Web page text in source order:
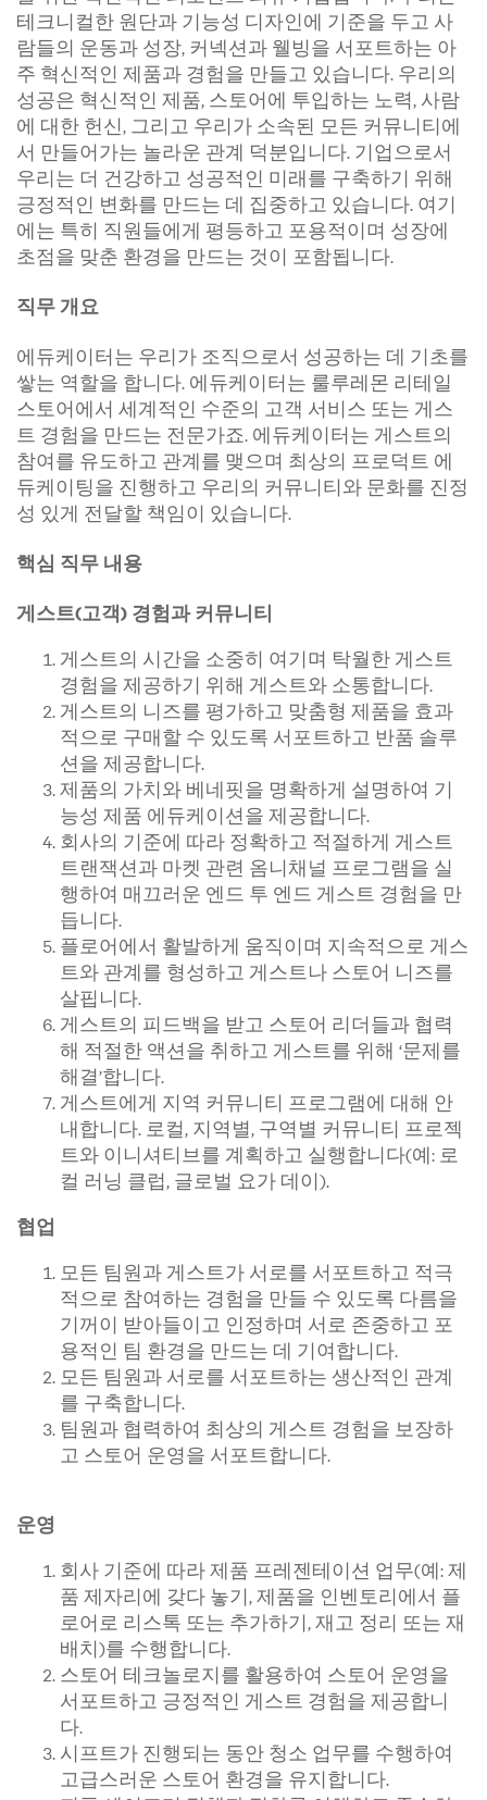
테크니컬한 원단과 기능성 디자인에 기준을 두고 사
람들의 운동과 성장, 커넥션과 웰빙을 서포트하는 아
주 혁신적인 제품과 경험을 만들고 있습니다. 우리의
성공은 혁신적인 제품, 스토어에 투입하는 노력, 사람
에 대한 헌신, 그리고 우리가 소속된 모든 커뮤니티에
서 만들어가는 놀라운 관계 덕분입니다. 기업으로서
우리는 더 건강하고 성공적인 미래를 구축하기 위해
긍정적인 변화를 만드는 데 집중하고 있습니다. 여기
에는 특히 직원들에게 평등하고 포용적이며 성장에
초점을 맞춘 환경을 만드는 것이 포함됩니다.
직무 개요
에듀케이터는 우리가 조직으로서 성공하는 데 기초를
쌓는 역할을 합니다. 에듀케이터는 룰루레몬 리테일
스토어에서 세계적인 수준의 고객 서비스 또는 게스
트 경험을 만드는 전문가죠. 에듀케이터는 게스트의
참여를 유도하고 관계를 맺으며 최상의 프로덕트 에
듀케이팅을 진행하고 우리의 커뮤니티와 문화를 진정
성 있게 전달할 책임이 있습니다.
핵심 직무 내용
게스트(고객) 경험과 커뮤니티
게스트의 시간을 소중히 여기며 탁월한 게스트
경험을 제공하기 위해 게스트와 소통합니다.
게스트의 니즈를 평가하고 맞춤형 제품을 효과
적으로 구매할 수 있도록 서포트하고 반품 솔루
션을 제공합니다.
제품의 가치와 베네핏을 명확하게 설명하여 기
능성 제품 에듀케이션을 제공합니다.
회사의 기준에 따라 정확하고 적절하게 게스트
트랜잭션과 마켓 관련 옴니채널 프로그램을 실
행하여 매끄러운 엔드 투 엔드 게스트 경험을 만
듭니다.
플로어에서 활발하게 움직이며 지속적으로 게스
트와 관계를 형성하고 게스트나 스토어 니즈를
살핍니다.
게스트의 피드백을 받고 스토어 리더들과 협력
해 적절한 액션을 취하고 게스트를 위해 ‘문제를
해결’합니다.
게스트에게 지역 커뮤니티 프로그램에 대해 안
내합니다. 로컬, 지역별, 구역별 커뮤니티 프로젝
트와 이니셔티브를 계획하고 실행합니다(예: 로
컬 러닝 클럽, 글로벌 요가 데이).
협업
모든 팀원과 게스트가 서로를 서포트하고 적극
적으로 참여하는 경험을 만들 수 있도록 다름을
기꺼이 받아들이고 인정하며 서로 존중하고 포
용적인 팀 환경을 만드는 데 기여합니다.
모든 팀원과 서로를 서포트하는 생산적인 관계
를 구축합니다.
팀원과 협력하여 최상의 게스트 경험을 보장하
고 스토어 운영을 서포트합니다.
운영
회사 기준에 따라 제품 프레젠테이션 업무(예: 제
품 제자리에 갖다 놓기, 제품을 인벤토리에서 플
로어로 리스톡 또는 추가하기, 재고 정리 또는 재
배치)를 수행합니다.
스토어 테크놀로지를 활용하여 스토어 운영을
서포트하고 긍정적인 게스트 경험을 제공합니
다.
시프트가 진행되는 동안 청소 업무를 수행하여
고급스러운 스토어 환경을 유지합니다.